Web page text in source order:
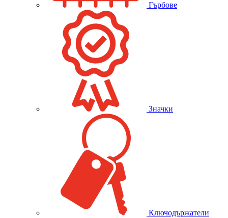
Гърбове
Значки
Ключодържатели